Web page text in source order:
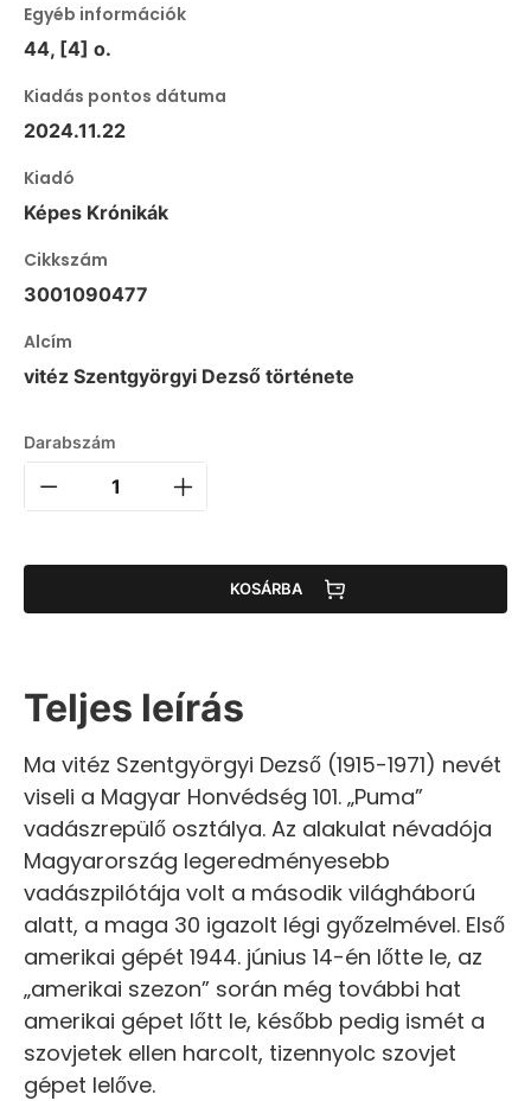
Egyéb információk
44, [4] o.
Kiadás pontos dátuma
2024.11.22
Kiadó
Képes Krónikák
Cikkszám
3001090477
Alcím
vitéz Szentgyörgyi Dezső története
Darabszám
KOSÁRBA
Teljes leírás
Ma vitéz Szentgyörgyi Dezső (1915-1971) nevét
viseli a Magyar Honvédség 101. „Puma”
vadászrepülő osztálya. Az alakulat névadója
Magyarország legeredményesebb
vadászpilótája volt a második világháború
alatt, a maga 30 igazolt légi győzelmével. Első
amerikai gépét 1944. június 14-én lőtte le, az
„amerikai szezon” során még további hat
amerikai gépet lőtt le, később pedig ismét a
szovjetek ellen harcolt, tizennyolc szovjet
gépet lelőve.